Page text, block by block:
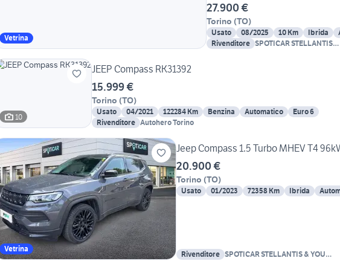
Vetrina
27.900 €
Torino (TO)
Usato 08/2025 10 Km Ibrida
Rivenditore SPOTICAR STELLANTIS
10
JEEP Compass RK31392
15.999 €
Torino (TO)
Usato 04/2021 122284 Km Benzina Automatico
Euro 6
Rivenditore Autohero Torino
Vetrina
Jeep Compass 1.5 Turbo MHEV T4
20.900 €
Torino (TO)
Usato 01/2023 72358 Km Ibrida
Rivenditore SPOTICAR STELLANTIS & YOU